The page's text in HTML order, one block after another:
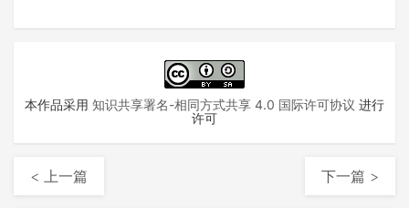
本作品采用 知识共享署名-相同方式共享 4.0 国际许可协议 进行
许可
< 上一篇 下一篇 >